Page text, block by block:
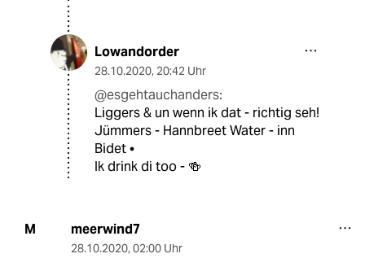
Lowandorder
28.10.2020, 20:42 Uhr
@esgehtauchanders:
Liggers & un wenn ik dat - richtig seh!
Jümmers - Hannbreet Water - inn
Bidet •
Ik drink di too - 🍻
M meerwind7
28.10.2020, 02:00 Uhr